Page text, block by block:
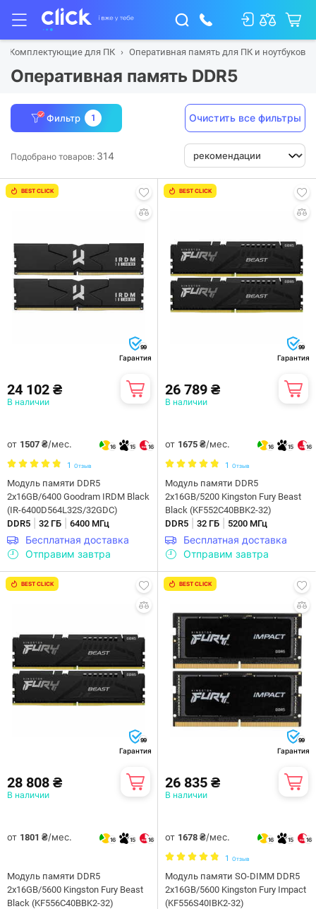
Комплектующие для ПК Оперативная память для ПК и ноутбуков
Оперативная память DDR5
Фильтр 1 Очистить все фильтры
Подобрано товаров: 314
BEST CLICK
99
Гарантия
24 102 ₴
В наличии
от 1507 ₴/мес. 16 15 16
1 Отзыв
Модуль памяти DDR5
2x16GB/6400 Goodram IRDM Black
(IR-6400D564L32S/32GDC)
DDR5
32 ГБ 6400 МГц
Бесплатная доставка
Отправим завтра
BEST CLICK
99
Гарантия
26 789 ₴
В наличии
от 1675 ₴/мес. 16 15 16
1 Отзыв
Модуль памяти DDR5
2x16GB/5200 Kingston Fury Beast
Black (KF552C40BBK2-32)
DDR5
32 ГБ 5200 МГц
Бесплатная доставка
Отправим завтра
BEST CLICK
99
Гарантия
28 808 ₴
В наличии
от 1801 ₴/мес. 16 15 16
Модуль памяти DDR5
2x16GB/5600 Kingston Fury Beast
Black (KF556C40BBK2-32)
BEST CLICK
99
Гарантия
26 835 ₴
В наличии
от 1678 ₴/мес. 16 15 16
1 Отзыв
Модуль памяти SO-DIMM DDR5
2x16GB/5600 Kingston Fury Impact
(KF556S40IBK2-32)